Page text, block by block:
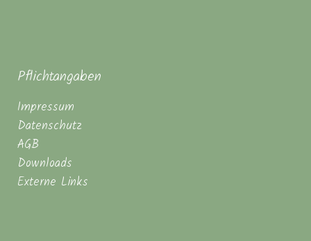
Pflichtangaben
Impressum
Datenschutz
AGB
Downloads
Externe Links